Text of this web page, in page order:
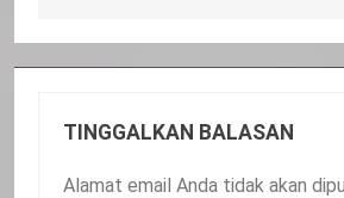
TINGGALKAN BALASAN
Alamat email Anda tidak akan